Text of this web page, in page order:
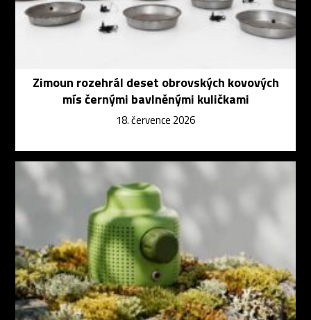
Zimoun rozehrál deset obrovských kovových
mís černými bavlněnými kuličkami
18. července 2026